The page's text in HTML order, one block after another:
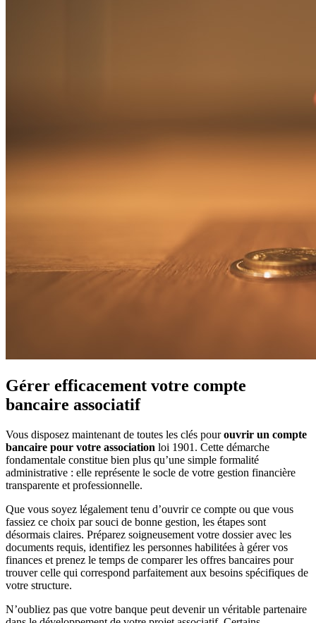
Gérer efficacement votre compte
bancaire associatif
Vous disposez maintenant de toutes les clés pourouvrir un compte
bancaire pour votre association loi 1901. Cette démarche
fondamentale constitue bien plus qu’une simple formalité
administrative : elle représente le socle de votre gestion financière
transparente et professionnelle.
Que vous soyez légalement tenu d’ouvrir ce compte ou que vous
fassiez ce choix par souci de bonne gestion, les étapes sont
désormais claires. Préparez soigneusement votre dossier avec les
documents requis, identifiez les personnes habilitées à gérer vos
finances et prenez le temps de comparer les offres bancaires pour
trouver celle qui correspond parfaitement aux besoins spécifiques de
votre structure.
N’oubliez pas que votre banque peut devenir un véritable partenaire